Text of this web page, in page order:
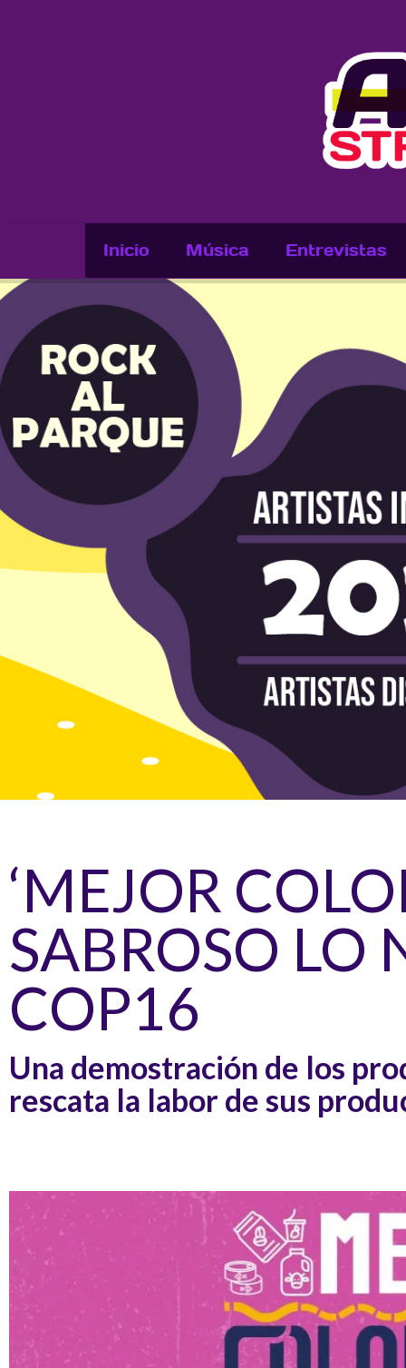
Inicio Música Entrevistas
Descubre los ganadores distritales -
Conoce a los artistas en Charlas de Tarde
‘MEJOR
SABROSO LO
COP16
Una demostración de los
rescata la labor de sus